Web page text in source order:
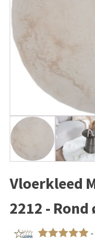
Vloerkleed
2212 - Rond